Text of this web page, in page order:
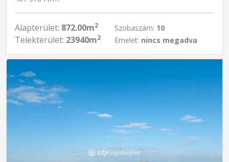
Alapterület: 872.00m2
Telekterület: 23940m2
Szobaszám: 10
Emelet: nincs megadva